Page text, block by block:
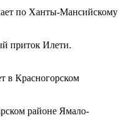
по Ханты-Мансийскому
приток Илети.
в Красногорском
районе Ямало-